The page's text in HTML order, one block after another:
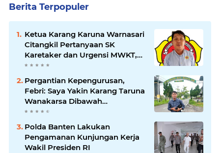
Berita Terpopuler
Ketua Karang Karuna Warnasari
Citangkil Pertanyaan SK
Karetaker dan Urgensi MWKT,
Saat Suasana Berduka
Pergantian Kepengurusan,
Febri: Saya Yakin Karang Taruna
Wanakarsa Dibawah
Kepemimpinan Bung Entus
Jauh Membawa Manfaat
Polda Banten Lakukan
Pengamanan Kunjungan Kerja
Wakil Presiden RI